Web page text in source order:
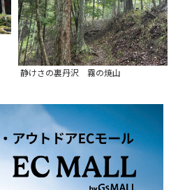
静けさの裏丹沢 霧の焼山